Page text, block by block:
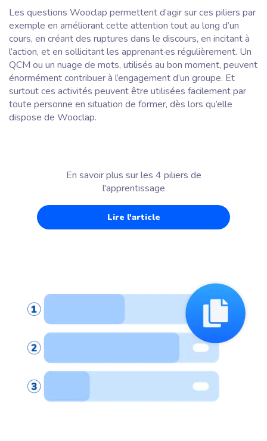
Les questions Wooclap permettent d’agir sur ces piliers par
exemple en améliorant cette attention tout au long d’un
cours, en créant des ruptures dans le discours, en incitant à
l’action, et en sollicitant les apprenant·es régulièrement. Un
QCM ou un nuage de mots, utilisés au bon moment, peuvent
énormément contribuer à l’engagement d’un groupe. Et
surtout ces activités peuvent être utilisées facilement par
toute personne en situation de former, dès lors qu’elle
dispose de Wooclap.
En savoir plus sur les 4 piliers de
l'apprentissage
Lire l'article